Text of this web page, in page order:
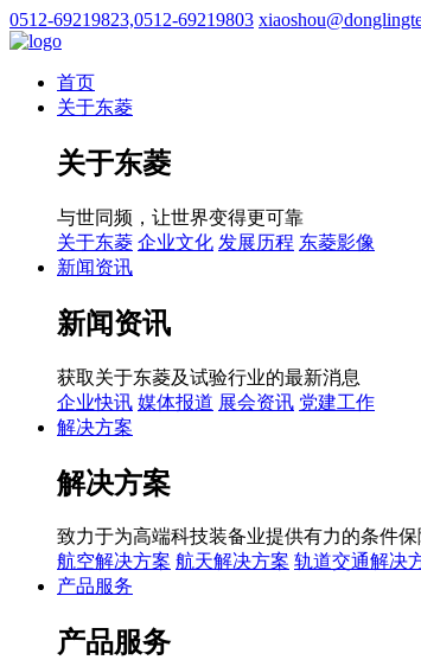
0512-69219823,0512-69219803
首页
关于东菱
关于东菱
与世同频，让世界变得更可靠
关于东菱 企业文化 发展历程 东菱影像
新闻资讯
新闻资讯
获取关于东菱及试验行业的最新消息
企业快讯 媒体报道 展会资讯 党建工作
解决方案
解决方案
致力于为高端科技装备业提供有力的条件
航空解决方案 航天解决方案 轨道交通解决
产品服务
产品服务